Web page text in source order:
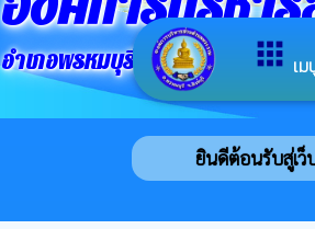
apps เ
อำเภอพรหมบุรี จังหวัดสิงห์บุรี
ยินดีต้อนรับสู่เว็บ